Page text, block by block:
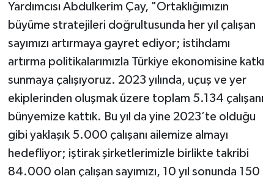
Yardımcısı Abdulkerim Çay, "Ortaklığımızın
büyüme stratejileri doğrultusunda her yıl çalışan
sayımızı artırmaya gayret ediyor; istihdamı
artırma politikalarımızla Türkiye ekonomisine katkı
sunmaya çalışıyoruz. 2023 yılında, uçuş ve yer
ekiplerinden oluşmak üzere toplam 5.134 çalışanı
bünyemize kattık. Bu yıl da yine 2023’te olduğu
gibi yaklaşık 5.000 çalışanı ailemize almayı
hedefliyor; iştirak şirketlerimizle birlikte takribi
84.000 olan çalışan sayımızı, 10 yıl sonunda 150